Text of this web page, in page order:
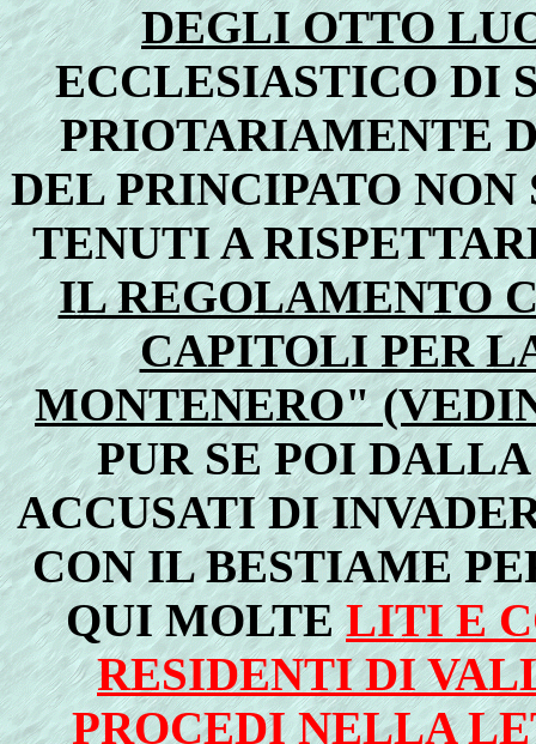
DEGLI OTTO
ECCLESIASTICO DI
PRIOTARIAMENTE
DEL PRINCIPATO
TENUTI A
IL REGOLAMENTO
CAPITOLI PER
MONTENERO"
PUR SE POI
ACCUSATI DI
CON IL BESTIAME
QUI MOLTELITI E
RESIDENTI DI
PROCEDI NELLA